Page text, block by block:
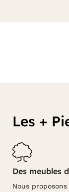
Les +
Des meubles
Nous